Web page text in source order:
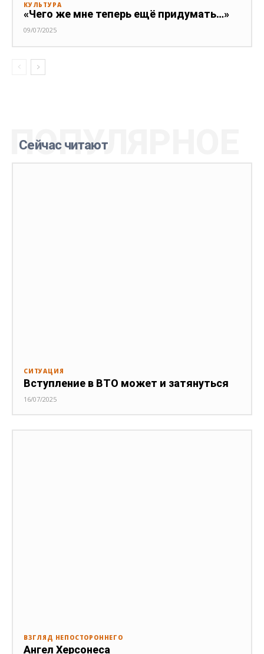
КУЛЬТУРА
«Чего же мне теперь ещё придумать…»
09/07/2025
Сейчас читают
ПОПУЛЯРНОЕ
СИТУАЦИЯ
Вступление в ВТО может и затянуться
16/07/2025
ВЗГЛЯД НЕПОСТОРОННЕГО
Ангел Херсонеса